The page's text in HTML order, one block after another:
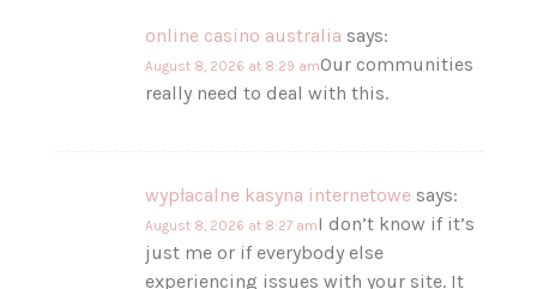
online casino australia says:
August 8, 2026 at 8:29 amOur communities
really need to deal with this.
wypłacalne kasyna internetowe says:
August 8, 2026 at 8:27 amI don’t know if it’s
just me or if everybody else
experiencing issues with your site. It